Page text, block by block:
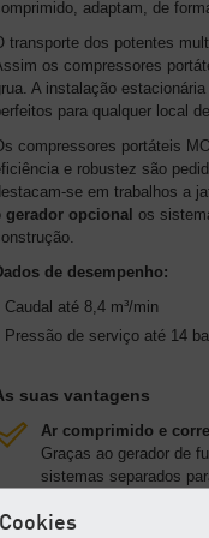
adaptam, de
transporte dos potentes
os compressores
A instalação
para qualquer local
compressores portáteis
e robustez são
se em trabalhos a
gerador opcional os
de desempenho:
Caudal até 8,4 m³/min
Pressão de serviço até 14
suas vantagens
Ar comprimido e
Graças ao gerador de
sistemas separados
Low Emission/
Cookies